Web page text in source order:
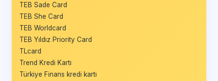
TEB Sade Card
TEB She Card
TEB Worldcard
TEB Yıldız Priority Card
TLcard
Trend Kredi Kartı
Türkiye Finans kredi kartı